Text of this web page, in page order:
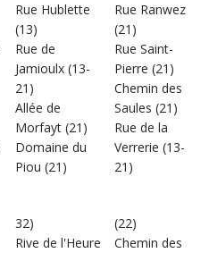
Rue Hublette
(13)
Rue de
Jamioulx (13-
21)
Allée de
Morfayt (21)
Domaine du
Piou (21)
Rue Ranwez
(21)
Rue Saint-
Pierre (21)
Chemin des
Saules (21)
Rue de la
Verrerie (13-
21)
32)
Rive de l'Heure
(22)
Chemin des